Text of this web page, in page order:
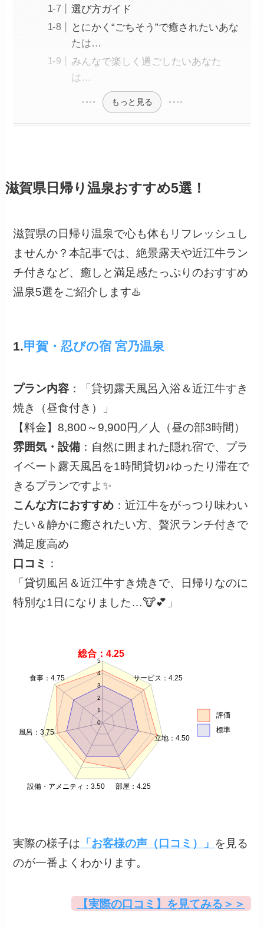
選び方ガイド
とにかく“ごちそう”で癒されたいあな
たは…
みんなで楽しく過ごしたいあなた
は…
もっと見る
滋賀県日帰り温泉おすすめ5選！
滋賀県の日帰り温泉で心も体もリフレッシュし
ませんか？本記事では、絶景露天や近江牛ラン
チ付きなど、癒しと満足感たっぷりのおすすめ
温泉5選をご紹介します♨️
1.甲賀・忍びの宿 宮乃温泉
プラン内容 ：「貸切露天風呂入浴＆近江牛すき
焼き（昼食付き）」
【料金】8,800～9,900円／人（昼の部3時間）
雰囲気・設備：自然に囲まれた隠れ宿で、プラ
イベート露天風呂を1時間貸切♪ゆったり滞在で
きるプランですよ✨
こんな方におすすめ ：近江牛をがっつり味わい
たい＆静かに癒されたい方、贅沢ランチ付きで
満足度高め
口コミ ：
「貸切風呂＆近江牛すき焼きで、日帰りなのに
特別な1日になりました…🐮💕」
0
1
2
3
4
5
総合：4.25
サービス：4.25
立地：4.50
部屋：4.25
設備・アメニティ：3.50
風呂：3.75
食事：4.75
評価
標準
実際の様子は 「お客様の声（口コミ）」 を見る
のが一番よくわかります。
【実際の口コミ】を見てみる＞＞